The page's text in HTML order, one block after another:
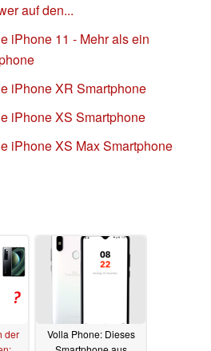
auf den...
iPhone 11 - Mehr als ein
iPhone XR Smartphone
iPhone XS Smartphone
iPhone XS Max Smartphone
der
Volla Phone: Dieses